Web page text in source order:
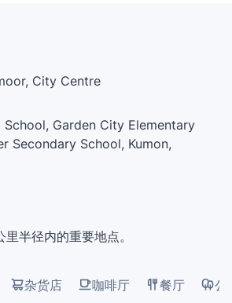
City Centre
School, Garden City Elementary
Secondary School, Kumon,
School, James Whiteside
William T. Bridge Elementary
School, Richmond Secondary
半径内的重要地点。
杂货店 咖啡厅 餐厅 公